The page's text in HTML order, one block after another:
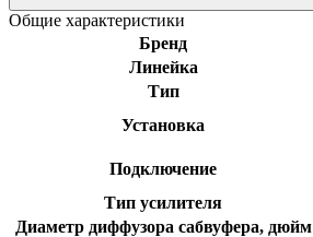
Общие характеристики
Бренд
Линейка
Тип
Установка
Подключение
Тип усилителя
Диаметр диффузора сабвуфера, дюйм